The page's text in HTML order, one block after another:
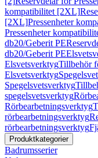
kompatibilitet [2XL]
[2XL]Pressenheter
Pressenheter
db20/Geberit PE
db20/Geberit PE
ElsvetsverktygTillbehör
Elsvetsverktyg
Spegelsvetsverktyg
spegelsvetsverktyg
Rörbearbetningsverktyg
rörbearbetningsverktyg
rörbearbetningsverktyg
Produktkategorier
Badrumsserier